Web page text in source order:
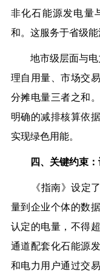
非化石能源发电量
和。这服务于省级能
地市级层面与电
理自用量、市场交
分摊电量三者之和
明确的减排核算依
实现绿色用能。
四、关键约束：
《指南》设定了
量到企业个体的数
认定的电量，不得
通道配套化石能源
和电力用户通过交